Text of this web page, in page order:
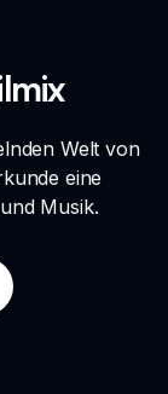
Welt von
eine
Musik.